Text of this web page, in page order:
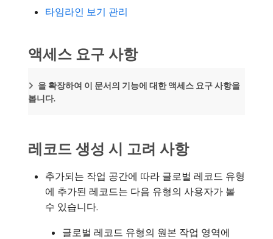
타임라인 보기 관리
액세스 요구 사항
을 확장하여 이 문서의 기능에 대한 액세스 요구 사항을
봅니다.
레코드 생성 시 고려 사항
추가되는 작업 공간에 따라 글로벌 레코드 유형
에 추가된 레코드는 다음 유형의 사용자가 볼
수 있습니다.
글로벌 레코드 유형의 원본 작업 영역에